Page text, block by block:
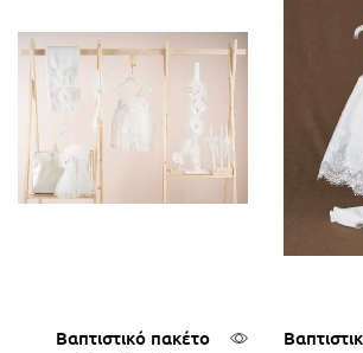
Βαπτιστικό πακέτο